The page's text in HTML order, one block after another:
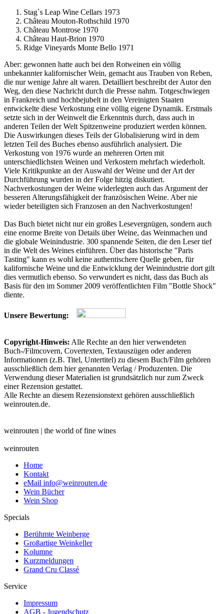
Stag`s Leap Wine Cellars 1973
Château Mouton-Rothschild 1970
Château Montrose 1970
Château Haut-Brion 1970
Ridge Vineyards Monte Bello 1971
Aber: gewonnen hatte auch bei den Rotweinen ein völlig
unbekannter kalifornischer Wein, gemacht aus Trauben von Reben,
die nur wenige Jahre alt waren. Detailliert beschreibt der Autor den
Weg, den diese Nachricht durch die Presse nahm. Totgeschwiegen
in Frankreich und hochbejubelt in den Vereinigten Staaten
entwickelte diese Verkostung eine völlig eigene Dynamik. Erstmals
setzte sich in der Weinwelt die Erkenntnis durch, dass auch in
anderen Teilen der Welt Spitzenweine produziert werden können.
Die Auswirkungen dieses Teils der Globalisierung wird in dem
letzten Teil des Buches ebenso ausführlich analysiert. Die
Verkostung von 1976 wurde an mehreren Orten mit
unterschiedlichsten Weinen und Verkostern mehrfach wiederholt.
Viele Kritikpunkte an der Auswahl der Weine und der Art der
Durchführung wurden in der Folge hitzig diskutiert.
Nachverkostungen der Weine widerlegten auch das Argument der
besseren Alterungsfähigkeit der französischen Weine. Aber nie
wieder beteiligten sich Franzosen an den Nachverkostungen!
Das Buch bietet nicht nur ein großes Lesevergnügen, sondern auch
eine enorme Breite von Details über Weine, das Weinmachen und
die globale Weinindustrie. 300 spannende Seiten, die den Leser tief
in die Welt des Weines einführen. Über das historische "Paris
Tasting" kann es wohl keine authentischere Quelle geben, für
kalifornische Weine und die Entwicklung der Weinindustrie dort gilt
dies vermutlich ebenso. So verwundert es nicht, dass das Buch als
Basis für den im Sommer 2009 veröffentlichten Film "Bottle Shock"
diente.
Unsere Bewertung:
Copyright-Hinweis: Alle Rechte an den hier verwendeten
Buch-/Filmcovern, Covertexten, Textauszügen oder anderen
Informationen (z.B. Titel, Untertitel) zu diesem Buch/Film gehören
ausschließlich dem hier genannten Verlag / Produzenten. Die
Verwendung dieser Materialien ist grundsätzlich nur zum Zweck
einer Rezension gestattet.
Alle Rechte an diesem Rezensionstext gehören ausschließlich
weinrouten.de.
weinrouten | the world of fine wines
weinrouten
Home
Kontakt
eMail info@weinrouten.de
Wein Bücher
Wein Shop
Specials
Berühmte Weinberge
Großartige Weinkeller
Kolumne
Kurzmeldungen
Grand Cru Classé
Service
Impressum
AGB - Jugendschutz